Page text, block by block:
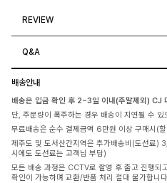
REVIEW
Q&A
배송안내
배송은 입금 확인 후 2~3일 이내(주말제외) CJ
단, 주문량이 폭주하는 경우 배송이 지연될 수 있
무료배송은 순수 결제금액 6만원 이상 구매시(
제주도 및 도서산간지역은 추가배송비(도선료
시에도 도선료는 고객님 부담)
모든 배송 과정은 CCTV로 촬영 후 출고 진행되
확인이 가능하며 교환/반품 처리 절대 불가합니다.